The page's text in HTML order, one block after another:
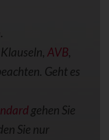
AVB,
Geht es
gehen Sie
Sie nur